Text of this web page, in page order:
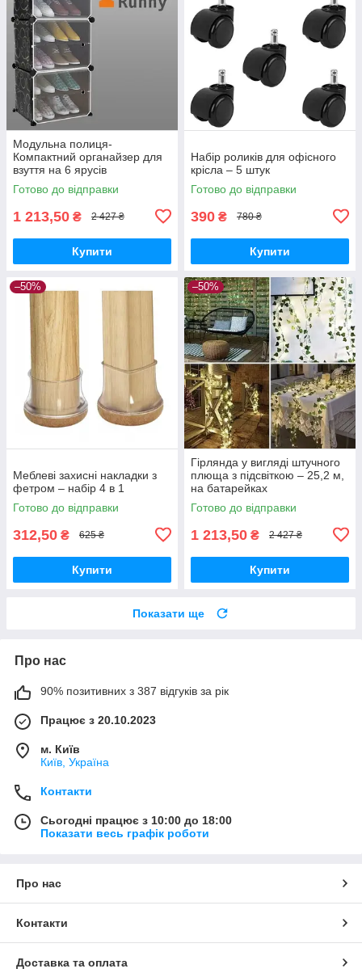
Модульна полиця-
Компактний органайзер для
взуття на 6 ярусів
Готово до відправки
1 213,50 ₴ 2 427 ₴
Купити
Набір роликів для офісного
крісла – 5 штук
Готово до відправки
390 ₴ 780 ₴
Купити
–50%
Меблеві захисні накладки з
фетром – набір 4 в 1
Готово до відправки
312,50 ₴ 625 ₴
Купити
–50%
Гірлянда у вигляді штучного
плюща з підсвіткою – 25,2 м,
на батарейках
Готово до відправки
1 213,50 ₴ 2 427 ₴
Купити
Показати ще
Про нас
90% позитивних з 387 відгуків за рік
Працює з 20.10.2023
м. Київ
Київ, Україна
Контакти
Сьогодні працює з 10:00 до 18:00
Показати весь графік роботи
Про нас
Контакти
Доставка та оплата